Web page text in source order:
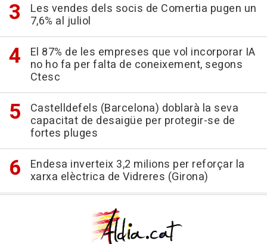
Les vendes dels socis de Comertia pugen un
7,6% al juliol
El 87% de les empreses que vol incorporar IA
no ho fa per falta de coneixement, segons
Ctesc
Castelldefels (Barcelona) doblarà la seva
capacitat de desaigüe per protegir-se de
fortes pluges
Endesa inverteix 3,2 milions per reforçar la
xarxa elèctrica de Vidreres (Girona)